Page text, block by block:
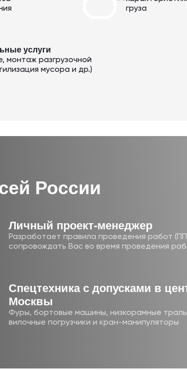
груза
услуги
монтаж разгрузочной
мусора и др.)
России
Личный проект-менеджер
Разработает правила проведения работ
сопровождать Вас во время проведения
Cпецте хника с допусками в
Москвы
Фуры, бортовые машины, низкорамные
вилочные погрузчики и кран-манипуляторы